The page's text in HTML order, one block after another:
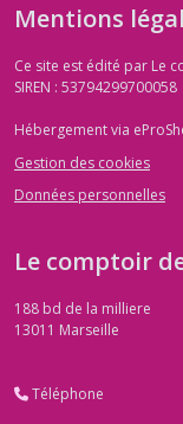
Mentions
Ce site est édité par Le
SIREN : 53794299700058
Hébergement via
Gestion des cookies
Données personnelles
Le comptoir
188 bd de la milliere
13011 Marseille
Téléphone